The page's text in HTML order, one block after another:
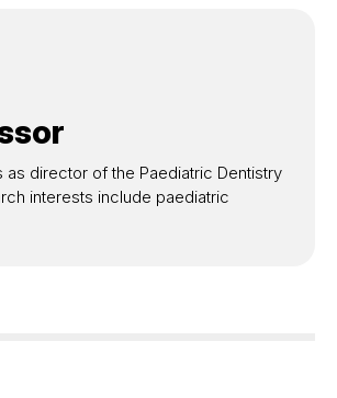
director of the Paediatric Dentistry
interests include paediatric